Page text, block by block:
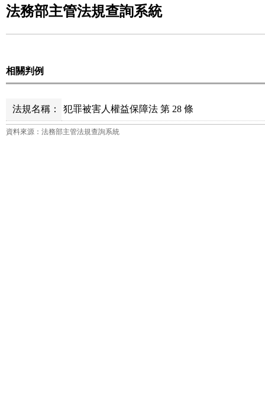
法務部主管法規查詢系統
相關判例
法規名稱： 犯罪被害人權益保障法 第 28 條
資料來源：法務部主管法規查詢系統